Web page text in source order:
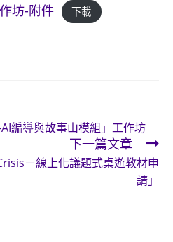
坊-附件
下載
編導與故事山模組」工作坊
下一篇文章
－線上化議題式桌遊教材申
請」